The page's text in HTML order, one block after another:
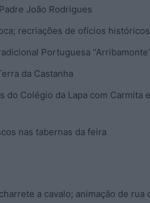
João Rodrigues
recriações de ofícios
Portuguesa
da Castanha
Colégio da Lapa com Carmita
nas tabernas da feira
a cavalo; animação de rua